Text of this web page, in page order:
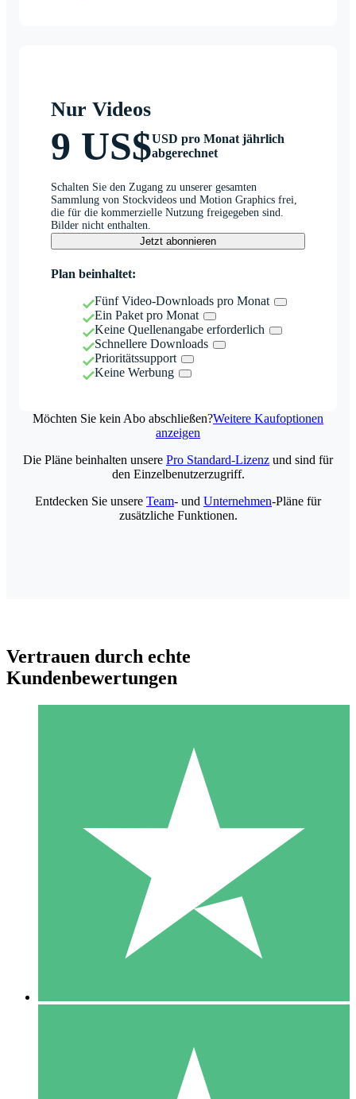
Nur Videos
9 US$USD pro Monat jährlich
abgerechnet
Schalten Sie den Zugang zu unserer gesamten
Sammlung von Stockvideos und Motion Graphics frei,
die für die kommerzielle Nutzung freigegeben sind.
Bilder nicht enthalten.
Jetzt abonnieren
Plan beinhaltet:
Fünf Video-Downloads pro Monat
Ein Paket pro Monat
Keine Quellenangabe erforderlich
Schnellere Downloads
Prioritätssupport
Keine Werbung
Möchten Sie kein Abo abschließen?Weitere Kaufoptionen
anzeigen
Individuelle Credit-Pakete
Zahlen Sie nach Bedarf mit Download-Credits. Keine
monatliche Verpflichtung erforderlich.
10 00
10 Downloads
20 00
Die Pläne beinhalten unsere Pro Standard-Lizenz und sind für
den Einzelbenutzerzugriff.
Entdecken Sie unsere Team- und Unternehmen-Pläne für
zusätzliche Funktionen.
Vertrauen durch echte
Kundenbewertungen